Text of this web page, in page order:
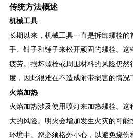
传统方法概述
机械工具
长期以来，机械工具一直是拆卸螺栓的
手、钳子和锤子来松开顽固的螺栓。
疲劳。损坏螺栓或周围材料的风险仍然
度，因此很难在不造成附带损害的情况
火焰加热
火焰加热涉及使用喷灯来加热螺栓。
大的风险。明火会增加发生火灾的可
环境中。您必须格外小心，以避免烧伤